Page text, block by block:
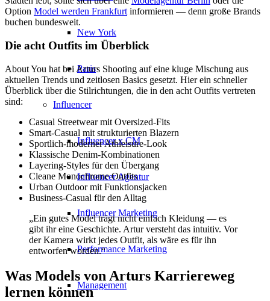
New York
Paris
Influencer
Influencer x CM
Influencer Agentur
Influencer Marketing
Performance Marketing
Management
Option Model werden Frankfurt informieren — denn große Brands
buchen bundesweit.
Die acht Outfits im Überblick
About You hat bei Arturs Shooting auf eine kluge Mischung aus
aktuellen Trends und zeitlosen Basics gesetzt. Hier ein schneller
Überblick über die Stilrichtungen, die in den acht Outfits vertreten
sind:
Casual Streetwear mit Oversized-Fits
Smart-Casual mit strukturierten Blazern
Sportlich-moderner Athleisure-Look
Klassische Denim-Kombinationen
Layering-Styles für den Übergang
Cleane Monochrome Outfits
Urban Outdoor mit Funktionsjacken
Business-Casual für den Alltag
„Ein gutes Model trägt nicht einfach Kleidung — es
gibt ihr eine Geschichte. Artur versteht das intuitiv. Vor
der Kamera wirkt jedes Outfit, als wäre es für ihn
entworfen worden.“
Was Models von Arturs Karriereweg
lernen können